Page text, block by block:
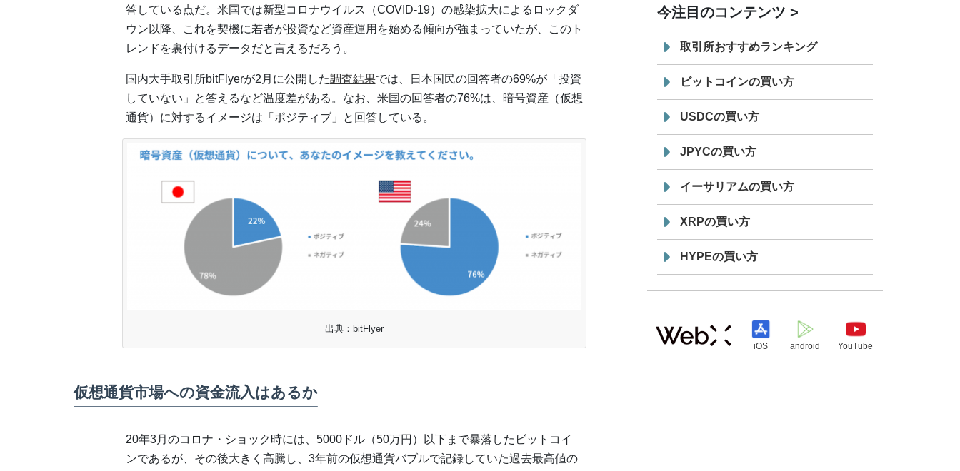
答している点だ。米国では新型コロナウイルス（COVID-19）の感染拡大によるロックダ
ウン以降、これを契機に若者が投資など資産運用を始める傾向が強まっていたが、このト
レンドを裏付けるデータだと言えるだろう。
国内大手取引所bitFlyerが2月に公開した調査結果では、日本国民の回答者の69%が「投資
していない」と答えるなど温度差がある。なお、米国の回答者の76%は、暗号資産（仮想
通貨）に対するイメージは「ポジティブ」と回答している。
出典：bitFlyer
仮想通貨市場への資金流入はあるか
20年3月のコロナ・ショック時には、5000ドル（50万円）以下まで暴落したビットコイ
ンであるが、その後大きく高騰し、3年前の仮想通貨バブルで記録していた過去最高値の
19:30
てステーブルコイン「JPYSC」徹底解
説セミナーを開催
今注目のコンテンツ
取引所おすすめランキング
ビットコインの買い方
USDCの買い方
JPYCの買い方
イーサリアムの買い方
XRPの買い方
HYPEの買い方
iOS android YouTube